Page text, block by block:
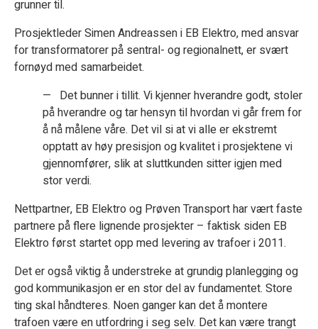
grunner til.
Prosjektleder Simen Andreassen i EB Elektro, med ansvar
for transformatorer på sentral- og regionalnett, er svært
fornøyd med samarbeidet.
— Det bunner i tillit. Vi kjenner hverandre godt, stoler
på hverandre og tar hensyn til hvordan vi går frem for
å nå målene våre. Det vil si at vi alle er ekstremt
opptatt av høy presisjon og kvalitet i prosjektene vi
gjennomfører, slik at sluttkunden sitter igjen med
stor verdi.
Nettpartner, EB Elektro og Prøven Transport har vært faste
partnere på flere lignende prosjekter – faktisk siden EB
Elektro først startet opp med levering av trafoer i 2011.
Det er også viktig å understreke at grundig planlegging og
god kommunikasjon er en stor del av fundamentet. Store
ting skal håndteres. Noen ganger kan det å montere
trafoen være en utfordring i seg selv. Det kan være trangt